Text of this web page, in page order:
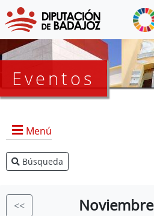
Eventos
Menú
Agenda Presidencia
Eventos
Búsqueda
<< Noviembre